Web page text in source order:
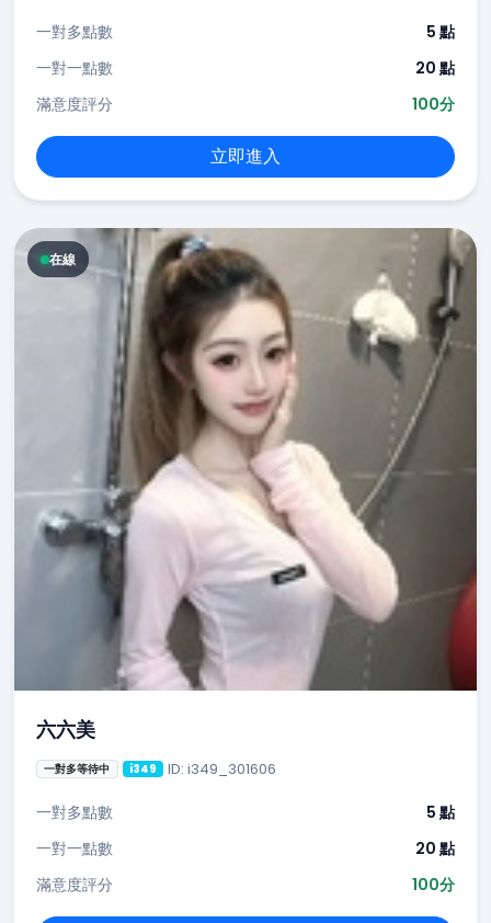
一對多點數
5 點
一對一點數
20 點
滿意度評分
100分
立即進入
在線
六六美
一對多等待中 i349 ID: i349_301606
一對多點數
5 點
一對一點數
20 點
滿意度評分
100分